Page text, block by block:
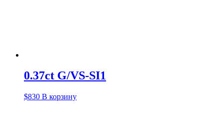
0.37ct G/VS-SI1
$830 В корзину